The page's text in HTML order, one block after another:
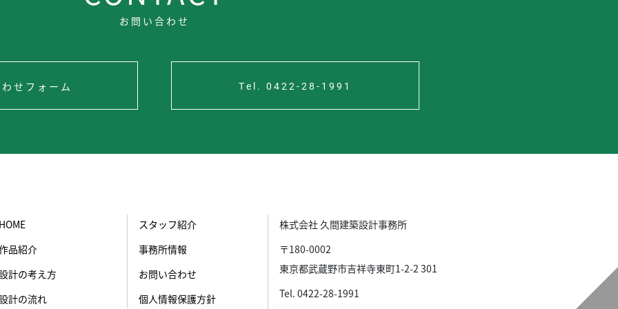
お問い合わせ
せフォーム Tel. 0422-28-1991
品紹介
計の考え方
計の流れ
スタッフ紹介
事務所情報
お問い合わせ
個人情報保護方針
株式会社 久間建築設計事務所
〒180-0002
東京都武蔵野市吉祥寺東町1-2-2 301
Tel. 0422-28-1991